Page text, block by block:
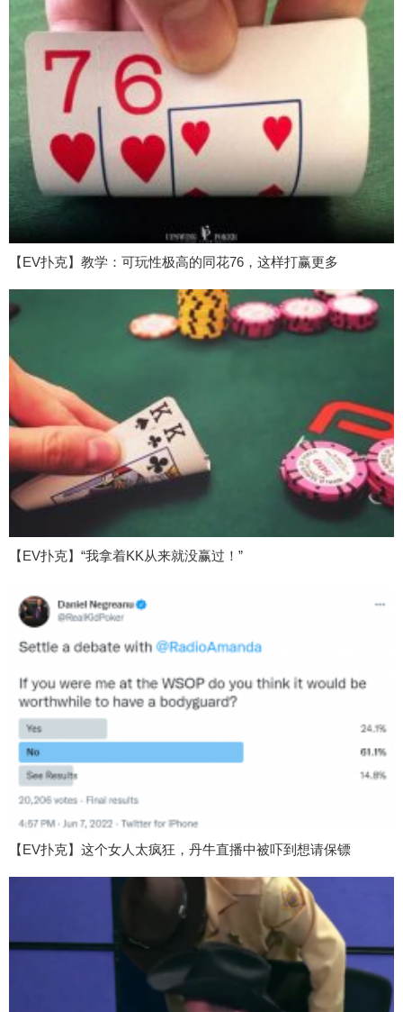
【EV扑克】教学：可玩性极高的同花76，这样打赢更多
【EV扑克】“我拿着KK从来就没赢过！”
【EV扑克】这个女人太疯狂，丹牛直播中被吓到想请保镖